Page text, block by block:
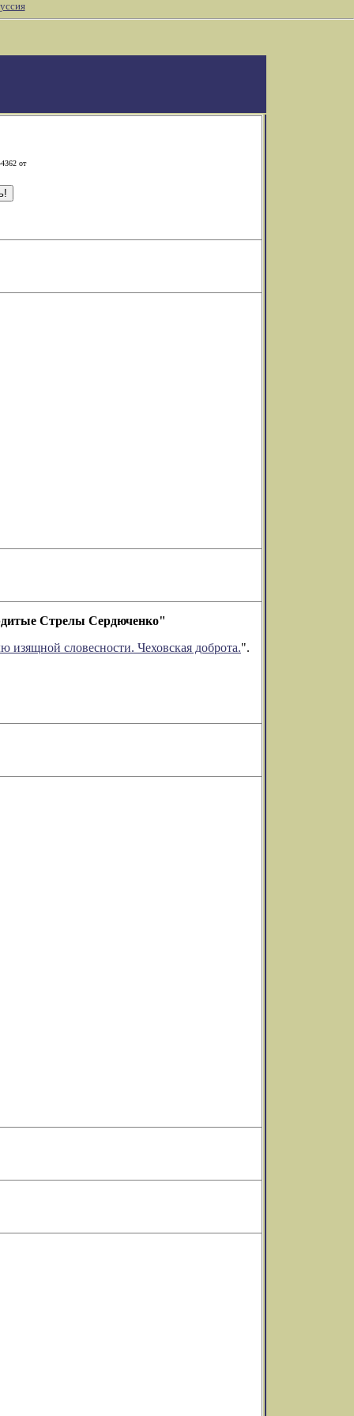
от
Стрелы Сердюченко"
словесности. Чеховская доброта.".